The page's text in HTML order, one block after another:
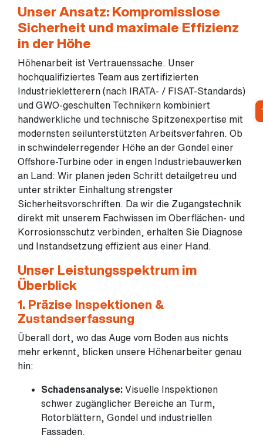
Unser Ansatz: Kompromisslose
Sicherheit und maximale Effizienz
in der Höhe
Höhenarbeit ist Vertrauenssache. Unser
hochqualifiziertes Team aus zertifizierten
Industriekletterern (nach IRATA- / FISAT-Standards)
und GWO-geschulten Technikern kombiniert
handwerkliche und technische Spitzenexpertise mit
modernsten seilunterstützten Arbeitsverfahren. Ob
in schwindelerregender Höhe an der Gondel einer
Offshore-Turbine oder in engen Industriebauwerken
an Land: Wir planen jeden Schritt detailgetreu und
unter strikter Einhaltung strengster
Sicherheitsvorschriften. Da wir die Zugangstechnik
direkt mit unserem Fachwissen im Oberflächen- und
Korrosionsschutz verbinden, erhalten Sie Diagnose
und Instandsetzung effizient aus einer Hand.
Unser Leistungsspektrum im
Überblick
1. Präzise Inspektionen &
Zustandserfassung
Überall dort, wo das Auge vom Boden aus nichts
mehr erkennt, blicken unsere Höhenarbeiter genau
hin:
Schadensanalyse: Visuelle Inspektionen
schwer zugänglicher Bereiche an Turm,
Rotorblättern, Gondel und industriellen
Fassaden.